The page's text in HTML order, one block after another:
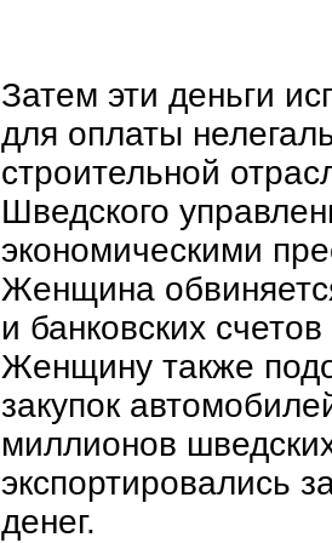
Затем эти деньги
для оплаты
строительной
Шведского
экономическими
Женщина
и банковских
Женщину также
закупок
миллионов
экспортировались
денег.